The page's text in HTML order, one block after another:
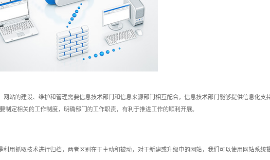
站的建设、维护和管理需要信息技术部门和信息来源部门相互配合，信息技术部门能够提供信息化支
定相关的工作制度，明确部门的工作职责，有利于推进工作的顺利开展。
用抓取技术进行归档，两者区别在于主动和被动，对于新建或升级中的网站，我们可以使用网站系统